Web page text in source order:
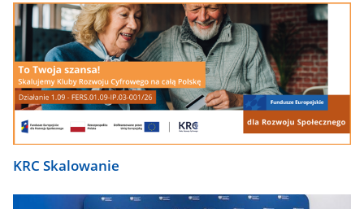
KRC Skalowanie